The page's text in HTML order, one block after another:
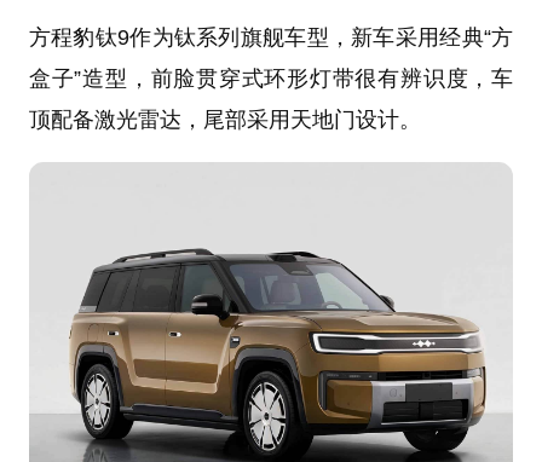
方程豹钛9作为钛系列旗舰车型，新车采用经典“方
盒子”造型，前脸贯穿式环形灯带很有辨识度，车
顶配备激光雷达，尾部采用天地门设计。